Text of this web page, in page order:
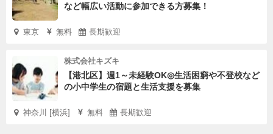
など幅広い活動に参加できる方募集！
東京 無料 長期歓迎
株式会社キズキ
【港北区】週1～未経験OK◎生活困窮や不登校など
の小中学生の宿題と生活支援を募集
神奈川 [横浜] 無料 長期歓迎